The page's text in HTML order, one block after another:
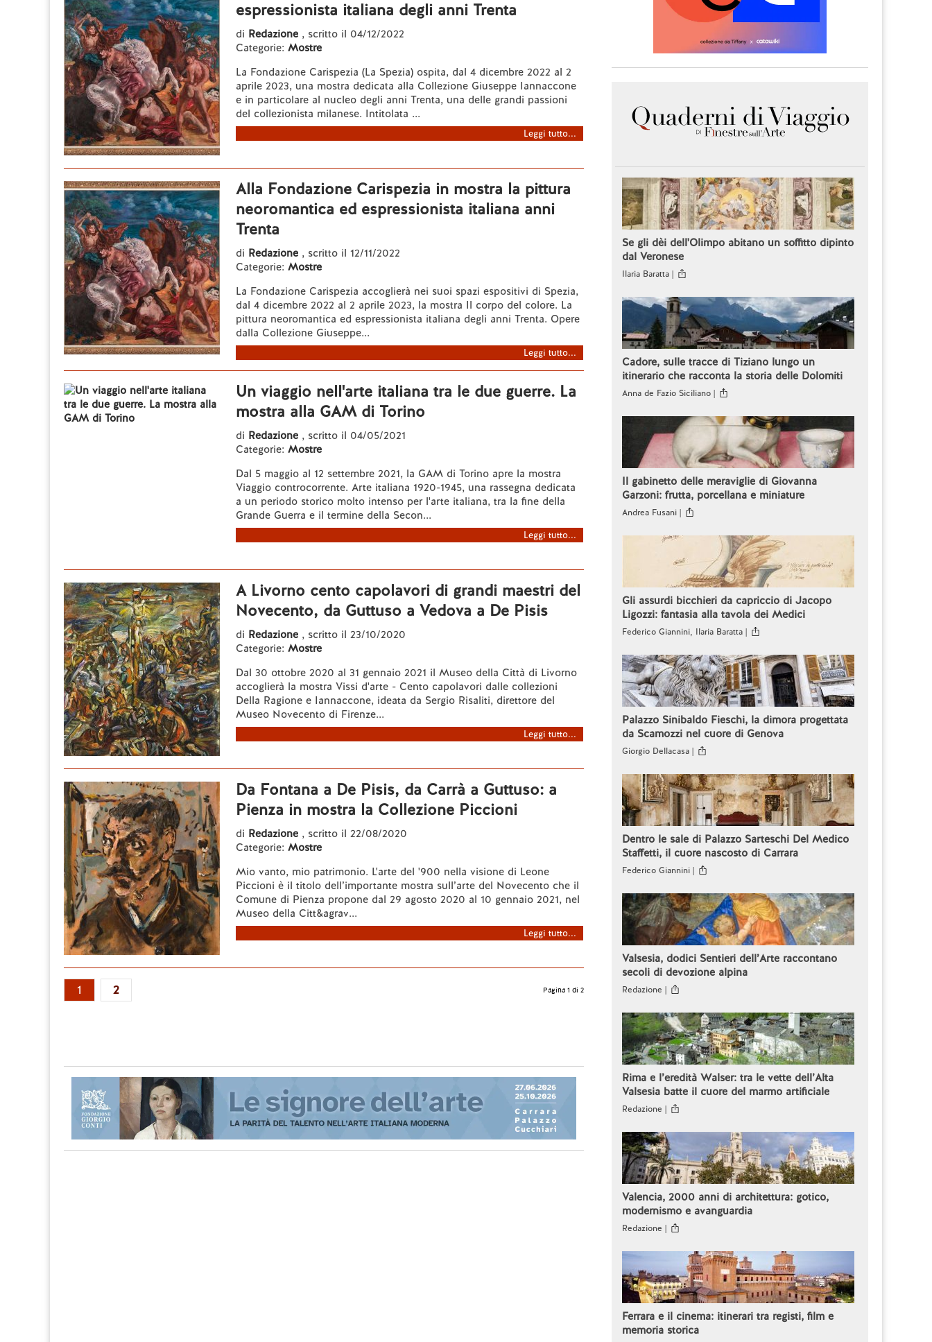
espressionista italiana degli anni Trenta
di Redazione , scritto il 04/12/2022
Categorie: Mostre
La Fondazione Carispezia (La Spezia) ospita, dal 4 dicembre 2022 al 2
aprile 2023, una mostra dedicata alla Collezione Giuseppe Iannaccone
e in particolare al nucleo degli anni Trenta, una delle grandi passioni
del collezionista milanese. Intitolata ...
Leggi tutto...
Alla Fondazione Carispezia in mostra la pittura
neoromantica ed espressionista italiana anni
Trenta
di Redazione , scritto il 12/11/2022
Categorie: Mostre
La Fondazione Carispezia accoglierà nei suoi spazi espositivi di Spezia,
dal 4 dicembre 2022 al 2 aprile 2023, la mostra Il corpo del colore. La
pittura neoromantica ed espressionista italiana degli anni Trenta. Opere
dalla Collezione Giuseppe...
Leggi tutto...
Un viaggio nell'arte italiana tra le due guerre. La
mostra alla GAM di Torino
di Redazione , scritto il 04/05/2021
Categorie: Mostre
Dal 5 maggio al 12 settembre 2021, la GAM di Torino apre la mostra
Viaggio controcorrente. Arte italiana 1920-1945, una rassegna dedicata
a un periodo storico molto intenso per l'arte italiana, tra la fine della
Grande Guerra e il termine della Secon...
Leggi tutto...
A Livorno cento capolavori di grandi maestri del
Novecento, da Guttuso a Vedova a De Pisis
di Redazione , scritto il 23/10/2020
Categorie: Mostre
Dal 30 ottobre 2020 al 31 gennaio 2021 il Museo della Città di Livorno
accoglierà la mostra Vissi d'arte - Cento capolavori dalle collezioni
Della Ragione e Iannaccone, ideata da Sergio Risaliti, direttore del
Museo Novecento di Firenze...
Leggi tutto...
Da Fontana a De Pisis, da Carrà a Guttuso: a
Pienza in mostra la Collezione Piccioni
di Redazione , scritto il 22/08/2020
Categorie: Mostre
Mio vanto, mio patrimonio. L'arte del '900 nella visione di Leone
Piccioni è il titolo dell’importante mostra sull’arte del Novecento che il
Comune di Pienza propone dal 29 agosto 2020 al 10 gennaio 2021, nel
Museo della Citt&agrav...
Leggi tutto...
1 2 Pagina 1 di 2
Se gli dèi dell'Olimpo abitano un soffitto dipinto
dal Veronese
Ilaria Baratta |
Cadore, sulle tracce di Tiziano lungo un
itinerario che racconta la storia delle Dolomiti
Anna de Fazio Siciliano |
Il gabinetto delle meraviglie di Giovanna
Garzoni: frutta, porcellana e miniature
Andrea Fusani |
Gli assurdi bicchieri da capriccio di Jacopo
Ligozzi: fantasia alla tavola dei Medici
Federico Giannini, Ilaria Baratta |
Palazzo Sinibaldo Fieschi, la dimora progettata
da Scamozzi nel cuore di Genova
Giorgio Dellacasa |
Dentro le sale di Palazzo Sarteschi Del Medico
Staffetti, il cuore nascosto di Carrara
Federico Giannini |
Valsesia, dodici Sentieri dell’Arte raccontano
secoli di devozione alpina
Redazione |
Rima e l’eredità Walser: tra le vette dell’Alta
Valsesia batte il cuore del marmo artificiale
Redazione |
Valencia, 2000 anni di architettura: gotico,
modernismo e avanguardia
Redazione |
Ferrara e il cinema: itinerari tra registi, film e
memoria storica